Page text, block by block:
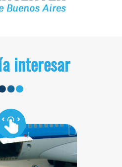
interesar